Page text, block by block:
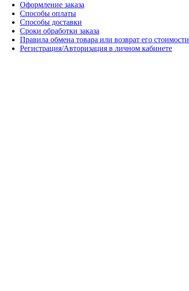
Оформление заказа
Способы оплаты
Способы доставки
Сроки обработки заказа
Правила обмена товара или возврат его стоимости
Регистрация/Авторизация в личном кабинете